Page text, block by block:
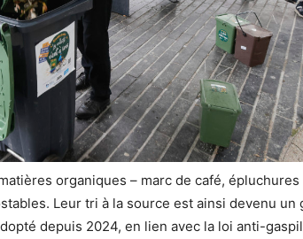
organiques – marc de café,
Leur tri à la source est ainsi devenu un
depuis 2024, en lien avec la loi anti-